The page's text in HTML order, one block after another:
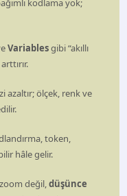
Variablesgibi “akıllı
azaltır; ölçek, renk ve
token,
hâle gelir.
zoom değil,düşünce